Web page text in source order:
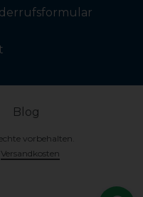
Blog
vorbehalten.
Versandkosten